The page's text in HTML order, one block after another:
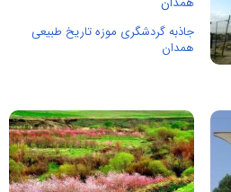
جاذبه گردشگری موزه تاریخ طبیعی
همدان